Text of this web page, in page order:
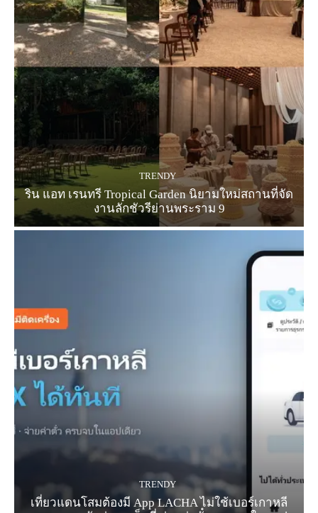
TRENDY
ริน แอท เรนทรี Tropical Garden นิยามใหม่สถานที่จัด
งานลักชัวรีย่านพระราม 9
TRENDY
เที่ยวแดนโสมต้องมี App LACHA ไม่ใช้เบอร์เกาหลี